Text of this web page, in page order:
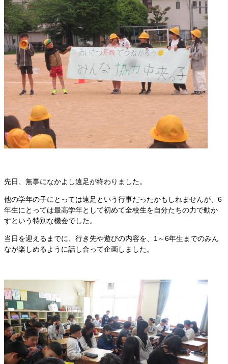
先日、無事になかよし遠足が終わりました。
他の学年の子にとっては遠足という行事だったかもしれませんが、6
年生にとっては最高学年として初めて全校生を自分たちの力で動か
すという特別な機会でした。
当日を迎えるまでに、行き先や遊びの内容を、1～6年生までのみん
なが楽しめるように話し合って企画しました。